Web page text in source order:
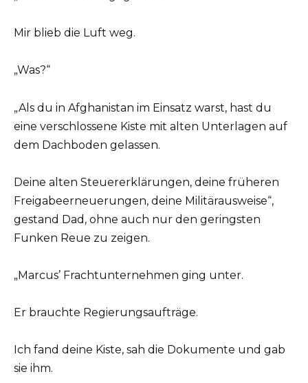
Mir blieb die Luft weg.
„Was?“
„Als du in Afghanistan im Einsatz warst, hast du
eine verschlossene Kiste mit alten Unterlagen auf
dem Dachboden gelassen.
Deine alten Steuererklärungen, deine früheren
Freigabeerneuerungen, deine Militärausweise“,
gestand Dad, ohne auch nur den geringsten
Funken Reue zu zeigen.
„Marcus’ Frachtunternehmen ging unter.
Er brauchte Regierungsaufträge.
Ich fand deine Kiste, sah die Dokumente und gab
sie ihm.